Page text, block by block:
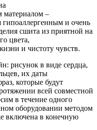
материалом –
гипоаллергенным и очень
сшита из приятной на
цвета,
и чистоту чувств.
рисунок в виде сердца,
их даты
которые будут
всей совместной
в течение одного
оборудовании методом
включена в конечную